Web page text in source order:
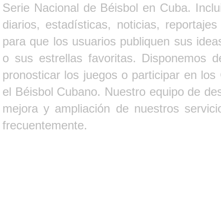
Serie Nacional de Béisbol en Cuba.
diarios, estadísticas, noticias,
para que los usuarios publiquen sus
o sus estrellas favoritas. Disponemos
pronosticar los juegos o participar en
el Béisbol Cubano. Nuestro equipo de
mejora y ampliación de nuestros
frecuentemente.